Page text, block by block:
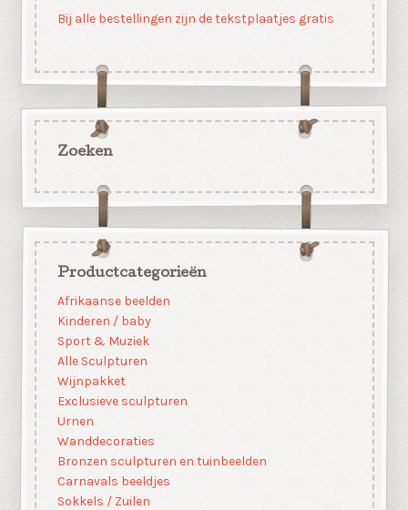
Bij alle bestellingen zijn de tekstplaatjes gratis
Zoeken
Productcategorieën
Afrikaanse beelden
Kinderen / baby
Sport & Muziek
Alle Sculpturen
Wijnpakket
Exclusieve sculpturen
Urnen
Wanddecoraties
Bronzen sculpturen en tuinbeelden
Carnavals beeldjes
Sokkels / Zuilen